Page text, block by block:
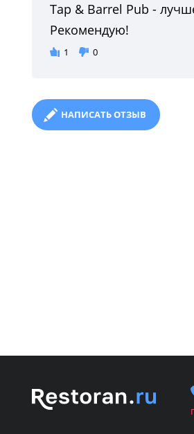
Tap & Barrel Pub -
Рекомендую!
1 0
НАПИСАТЬ ОТЗЫВ